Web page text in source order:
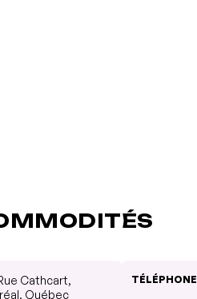
Cathcart,
Québec
TÉLÉPHONE